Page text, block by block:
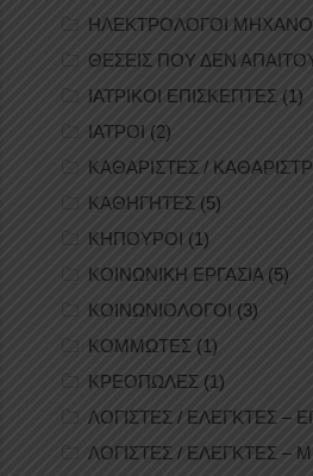
ΗΛΕΚΤΡΟΛΟΓΟΙ
ΘΕΣΕΙΣ ΠΟΥ ΔΕΝ
ΙΑΤΡΙΚΟΙ ΕΠΙΣΚΕΠΤΕΣ (1)
ΙΑΤΡΟΙ (2)
ΚΑΘΑΡΙΣΤΕΣ /
ΚΑΘΗΓΗΤΕΣ (5)
ΚΗΠΟΥΡΟΙ (1)
ΚΟΙΝΩΝΙΚΗ ΕΡΓΑΣΙΑ (5)
ΚΟΙΝΩΝΙΟΛΟΓΟΙ (3)
ΚΟΜΜΩΤΕΣ (1)
ΚΡΕΟΠΩΛΕΣ (1)
ΛΟΓΙΣΤΕΣ / ΕΛΕΓΚΤΕΣ –
ΛΟΓΙΣΤΕΣ / ΕΛΕΓΚΤΕΣ –